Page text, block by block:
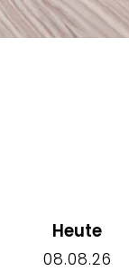
Heute
08.08.26